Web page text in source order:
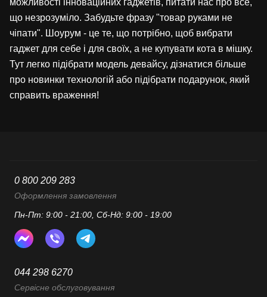
можливості інноваційних гаджетів, питати нас про все,
що незрозуміло. Забудьте фразу "товар руками не
чіпати". Шоурум - це те, що потрібно, щоб вибрати
гаджет для себе і для своїх, а не купувати кота в мішку.
Тут легко підібрати модель девайсу, дізнатися більше
про новинки технологій або підібрати подарунок, який
справить враження!
0 800 209 283
Оформлення замовлення
Пн-Пт: 9:00 - 21:00, Сб-Нд: 9:00 - 19:00
044 298 6270
Сервісне обслуговування